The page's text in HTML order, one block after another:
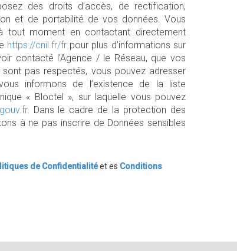
des droits d’accès, de rectification,
et de portabilité de vos données. Vous
tout moment en contactant directement
https://cnil.fr/frpour plus d’informations sur
contacté l'Agence / le Réseau, que vos
pas respectés, vous pouvez adresser
informons de l’existence de la liste
« Bloctel », sur laquelle vous pouvez
. Dans le cadre de la protection des
à ne pas inscrire de Données sensibles
de Confidentialitéet es Conditions